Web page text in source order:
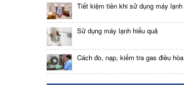
Tiết kiệm tiền khi sử dụng máy lạnh
Sử dụng máy lạnh hiểu quả
Cách đo, nạp, kiểm tra gas điều hòa